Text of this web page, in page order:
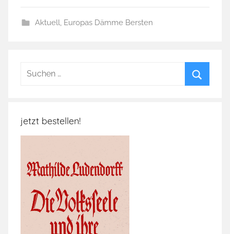
Aktuell Europas Dämme Bersten
Suchen
jetzt bestellen!